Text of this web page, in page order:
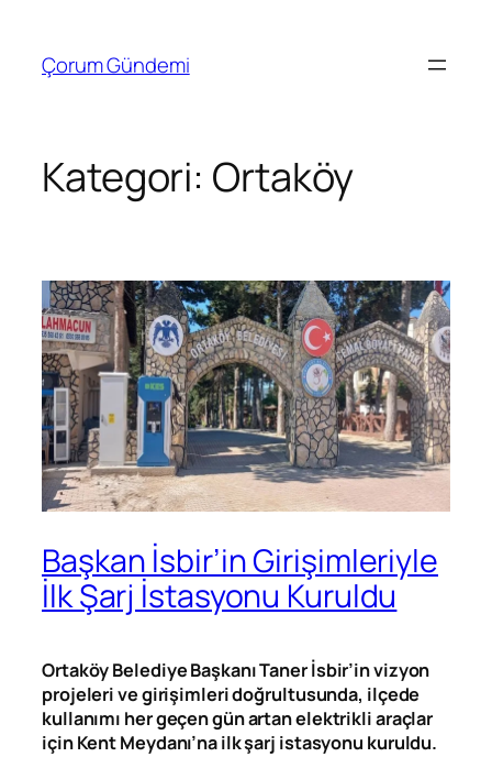
Çorum Gündemi
Kategori: Ortaköy
Başkan İsbir’in Girişimleriyle
İlk Şarj İstasyonu Kuruldu
Ortaköy Belediye Başkanı Taner İsbir’in vizyon
projeleri ve girişimleri doğrultusunda, ilçede
kullanımı her geçen gün artan elektrikli araçlar
için Kent Meydanı’na ilk şarj istasyonu kuruldu.